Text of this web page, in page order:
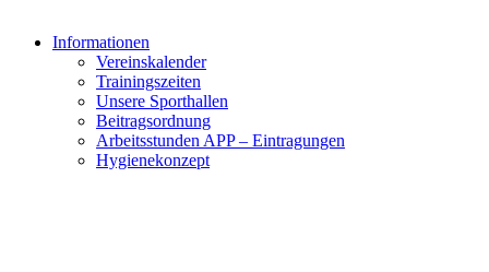
Informationen
Vereinskalender
Trainingszeiten
Unsere Sporthallen
Beitragsordnung
Arbeitsstunden APP – Eintragungen
Hygienekonzept